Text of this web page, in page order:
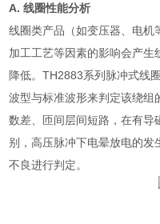
A.线圈性能分析
线圈类产品（如变压器、电机
加工工艺等因素的影响会产生
降低。TH2883系列脉冲式线
波型与标准波形来判定该绕组
数差、匝间层间短路，在有导
别，高压脉冲下电晕放电的发
不良进行判定。